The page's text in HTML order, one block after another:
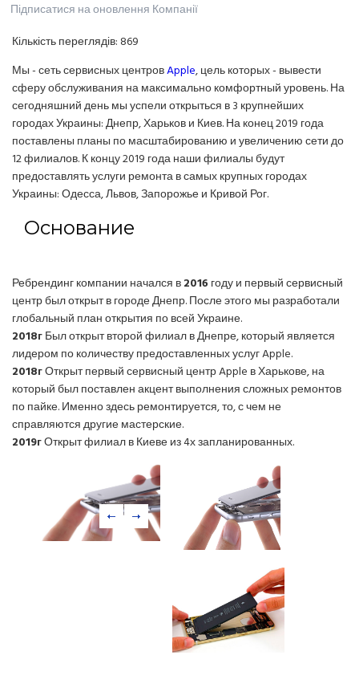
Підписатися на оновлення Компанії
Кількість переглядів: 869
Мы - сеть сервисных центровApple, цель которых - вывести
сферу обслуживания на максимально комфортный уровень. На
сегодняшний день мы успели открыться в 3 крупнейших
городах Украины: Днепр, Харьков и Киев. На конец 2019 года
поставлены планы по масштабированию и увеличению сети до
12 филиалов. К концу 2019 года наши филиалы будут
предоставлять услуги ремонта в самых крупных городах
Украины: Одесса, Львов, Запорожье и Кривой Рог.
Основание
Ребрендинг компании начался в2016 году и первый сервисный
центр был открыт в городе Днепр. После этого мы разработали
глобальный план открытия по всей Украине.
2018гБыл открыт второй филиал в Днепре, который является
лидером по количеству предоставленных услуг Apple.
2018гОткрыт первый сервисный центр Apple в Харькове, на
который был поставлен акцент выполнения сложных ремонтов
по пайке. Именно здесь ремонтируется, то, с чем не
справляются другие мастерские.
2019гОткрыт филиал в Киеве из 4х запланированных.